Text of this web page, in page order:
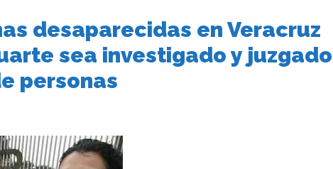
desaparecidas en Veracruz
sea investigado y juzgado
personas